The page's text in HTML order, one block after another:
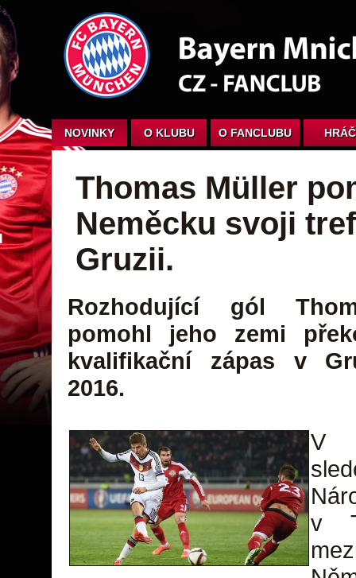
NOVINKY O KLUBU O FANCLUBU
Thomas Müller
Neměcku svoji
Gruzii.
Rozhodující gól
pomohl jeho zemi
kvalifikační zápas v
2016.
V
v